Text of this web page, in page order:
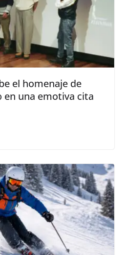
el homenaje de
en una emotiva cita